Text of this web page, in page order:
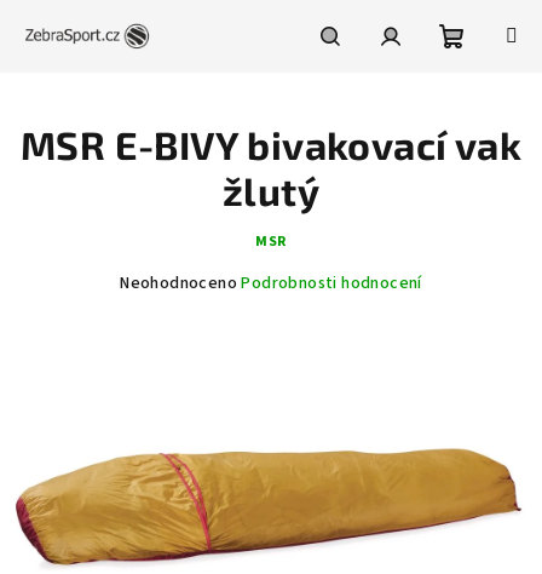
košík
MSR E-BIVY bivakovací vak
žlutý
MSR
Průměrné
hvězdiček.
Neohodnoceno Podrobnosti hodnocení